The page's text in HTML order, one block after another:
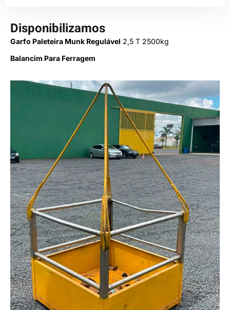
Disponibilizamos
Garfo Paleteira Munk Regulável 2,5 T 2500kg
Balancim Para Ferragem